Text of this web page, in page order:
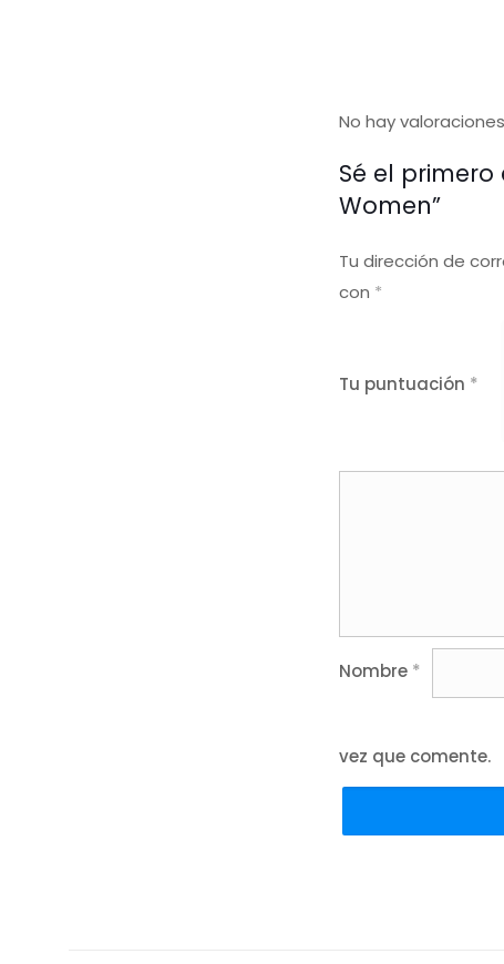
No hay
Sé el primero
Women”
Tu dirección de
con *
Tu puntuación *
Nombre *
vez que comente.